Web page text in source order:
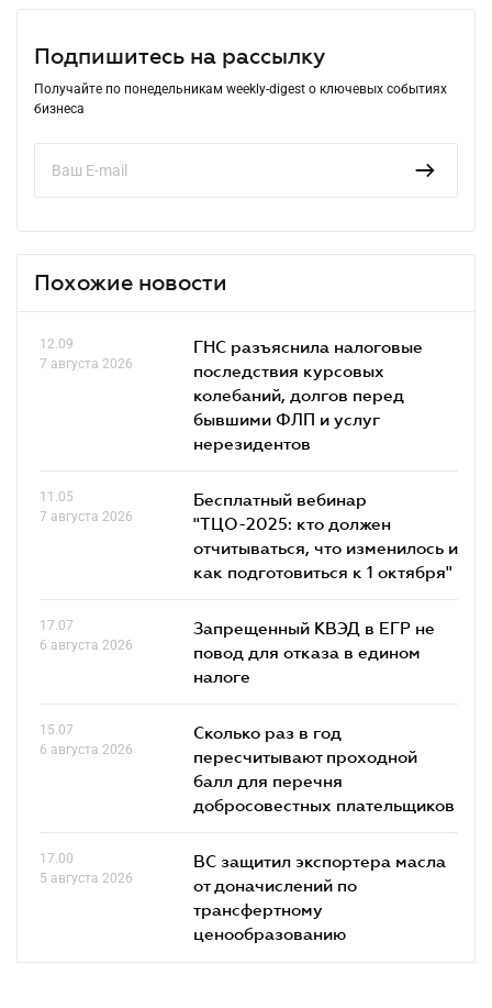
Подпишитесь на рассылку
Получайте по понедельникам weekly-digest о ключевых событиях
бизнеса
Похожие новости
12.09
7 августа 2026
ГНС разъяснила налоговые
последствия курсовых
колебаний, долгов перед
бывшими ФЛП и услуг
нерезидентов
11.05
7 августа 2026
Бесплатный вебинар
"ТЦО-2025: кто должен
отчитываться, что изменилось и
как подготовиться к 1 октября"
17.07
6 августа 2026
Запрещенный КВЭД в ЕГР не
повод для отказа в едином
налоге
15.07
6 августа 2026
Сколько раз в год
пересчитывают проходной
балл для перечня
добросовестных плательщиков
17.00
5 августа 2026
ВС защитил экспортера масла
от доначислений по
трансфертному
ценообразованию